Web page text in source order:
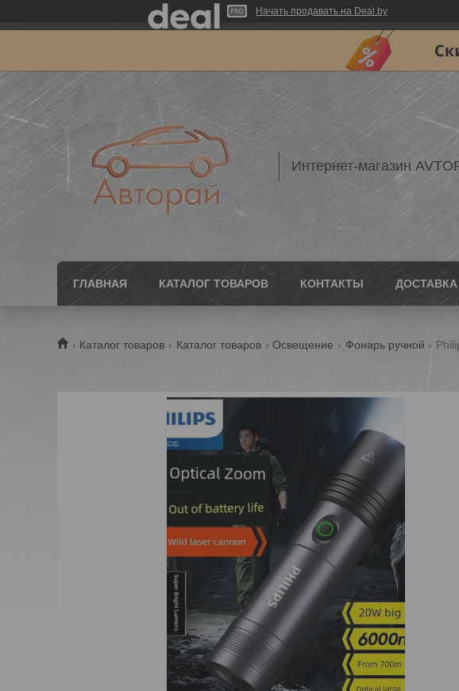
Начать продавать на Deal.by
Интернет-магазин
ГЛАВНАЯ КАТАЛОГ ТОВАРОВ КОНТАКТЫ
Каталог товаров Каталог товаров Освещение Фонарь ручной